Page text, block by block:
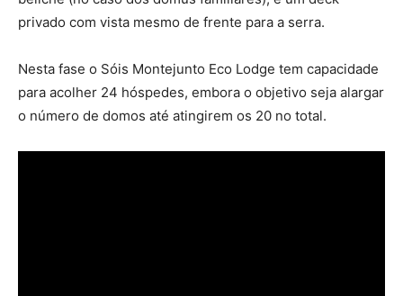
privado com vista mesmo de frente para a serra.
Nesta fase o Sóis Montejunto Eco Lodge tem capacidade
para acolher 24 hóspedes, embora o objetivo seja alargar
o número de domos até atingirem os 20 no total.